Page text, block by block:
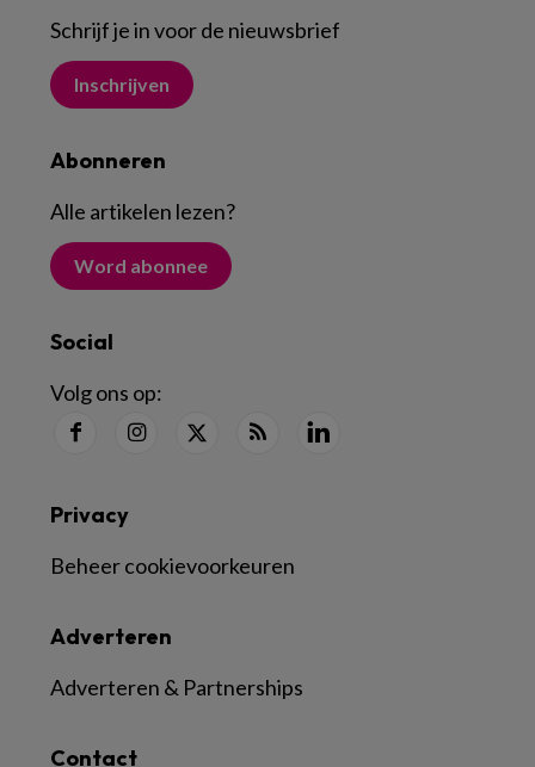
Schrijf je in voor de nieuwsbrief
Inschrijven
Abonneren
Alle artikelen lezen?
Word abonnee
Social
Volg ons op:
Contact
Adverteren
Adverteren & Partnerships
Privacy
Beheer cookievoorkeuren